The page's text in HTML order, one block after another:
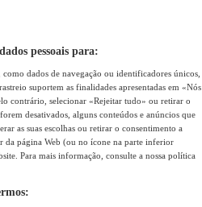
pessoais para:
como dados de navegação ou identificadores únicos,
suportem as finalidades apresentadas em «Nós
contrário, selecionar «Rejeitar tudo» ou retirar o
desativados, alguns conteúdos e anúncios que
as suas escolhas ou retirar o consentimento a
da página Web (ou no ícone na parte inferior
Para mais informação, consulte a nossa política